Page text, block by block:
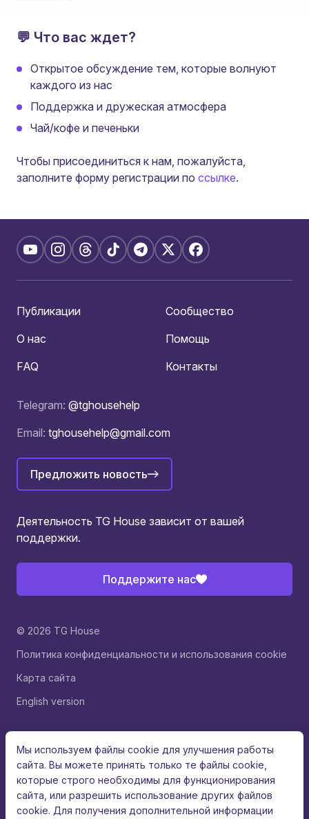
💬 Что вас ждет?
Открытое обсуждение тем, которые волнуют
каждого из нас
Поддержка и дружеская атмосфера
Чай/кофе и печеньки
Чтобы присоединиться к нам, пожалуйста,
заполните форму регистрации по ссылке.
Telegram: @tghousehelp
Email: tghousehelp@gmail.com
Предложить новость
Публикации
Сообщество
О нас
Помощь
FAQ
Контакты
Деятельность TG House зависит от вашей
поддержки.
Поддержите нас
© 2026 TG House
Политика конфиденциальности и использования cookie
Карта сайта
English version
Мы используем файлы cookie для улучшения работы
сайта. Вы можете принять только те файлы cookie,
которые строго необходимы для функционирования
сайта, или разрешить использование других файлов
cookie. Для получения дополнительной информации